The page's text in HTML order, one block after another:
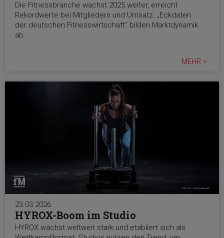
Die Fitnessbranche wächst 2025 weiter, erreicht
Rekordwerte bei Mitgliedern und Umsatz. „Eckdaten
der deutschen Fitnesswirtschaft“ bilden Marktdynamik
ab.
MEHR >
23.03.2026
HYROX-Boom im Studio
HYROX wächst weltweit stark und etabliert sich als